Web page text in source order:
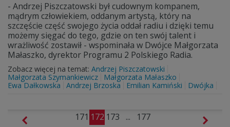
- Andrzej Piszczatowski był cudownym kompanem,
mądrym człowiekiem, oddanym artystą, który na
szczęście część swojego życia oddał radiu i dzięki temu
możemy sięgać do tego, gdzie on ten swój talent i
wrażliwość zostawił - wspominała w Dwójce Małgorzata
Małaszko, dyrektor Programu 2 Polskiego Radia.
Zobacz więcej na temat: Andrzej Piszczatowski
Małgorzata Szymankiewicz
Małgorzata Małaszko
Ewa Dałkowska
Andrzej Brzoska Emilian Kamiński Dwójka
171 172 173 ... 177